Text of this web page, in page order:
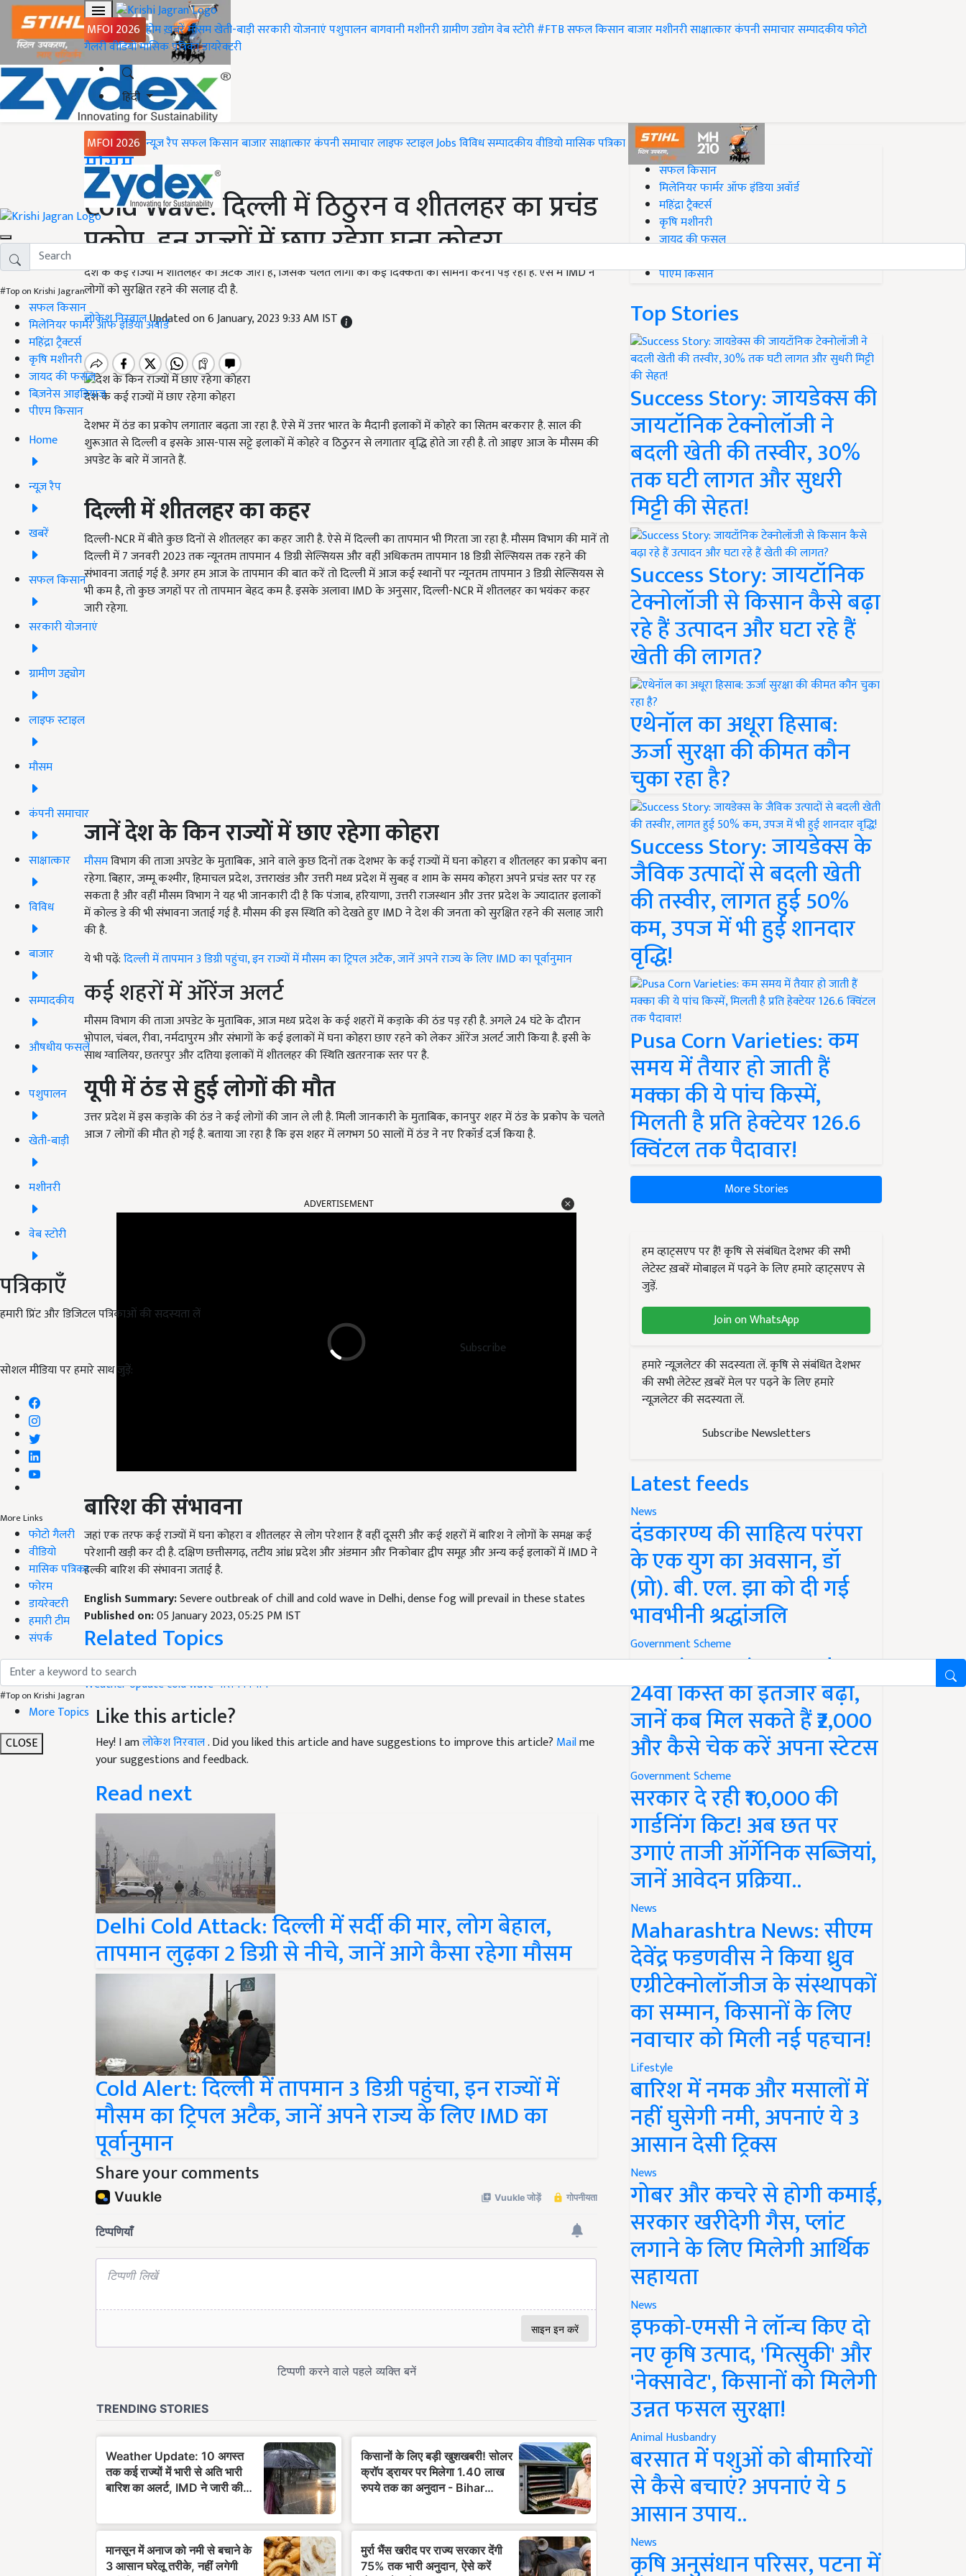
MFOI 2026 होमख़बरेंमौसमखेती-बाड़ीसरकारी योजनाएंपशुपालनबागवानीमशीनरीग्रामीण उद्योगवेब स्टोरी#FTBसफल किसानबाजारमशीनरीसाक्षात्कारकंपनी समाचारसम्पादकीयफोटो
गैलरीवीडियोमासिक पत्रिकाडायरेक्टरी
हिंदी
MFOI 2026 न्यूज़ रैपसफल किसानबाजारसाक्षात्कारकंपनी समाचारलाइफ स्टाइलJobsविविधसम्पादकीयवीडियोमासिक पत्रिका
#Top on Krishi Jagran
सफल किसान
मिलेनियर फार्मर ऑफ इंडिया अवॉर्ड
महिंद्रा ट्रैक्टर्स
कृषि मशीनरी
जायद की फसल
बिज़नेस आइडियाज
पीएम किसान
Home
न्यूज़ रैप
खबरें
सफल किसान
सरकारी योजनाएं
ग्रामीण उद्द्योग
लाइफ स्टाइल
मौसम
कंपनी समाचार
साक्षात्कार
विविध
बाजार
सम्पादकीय
औषधीय फसलें
पशुपालन
खेती-बाड़ी
मशीनरी
वेब स्टोरी
पत्रिकाएँ
हमारी प्रिंट और डिजिटल पत्रिकाओं की सदस्यता लें
Subscribe
सोशल मीडिया पर हमारे साथ जुड़ें:
More Links
फोटो गैलरी
वीडियो
मासिक पत्रिका
फोरम
डायरेक्टरी
हमारी टीम
संपर्क
#Top on Krishi Jagran
More Topics
CLOSE
Home
मौसम
Cold Wave: दिल्ली में ठिठुरन व शीतलहर का प्रचंड
प्रकोप, इन राज्यों में छाए रहेगा घना कोहरा
देश के कई राज्यों में शीतलहर का अटैक जारी है, जिसके चलते लोगों को कई दिक्कतों का सामना करना पड़ रहा है. ऐसे में IMD ने
लोगों को सुरक्षित रहने की सलाह दी है.
लोकेश निरवालUpdated on 6 January, 2023 9:33 AM IST
देश के कई राज्यों में छाए रहेगा कोहरा
देशभर में ठंड का प्रकोप लगातार बढ़ता जा रहा है. ऐसे में उत्तर भारत के मैदानी इलाकों में कोहरे का सितम बरकरार है. साल की
शुरूआत से दिल्ली व इसके आस-पास सट्टे इलाकों में कोहरे व ठिठुरन से लगातार वृद्धि होते जा रही है. तो आइए आज के मौसम की
अपडेट के बारे में जानते हैं.
दिल्ली में शीतलहर का कहर
दिल्ली-NCR में बीते कुछ दिनों से शीतलहर का कहर जारी है. ऐसे में दिल्ली का तापमान भी गिरता जा रहा है. मौसम विभाग की मानें तो
दिल्ली में 7जनवरी2023तक न्यूनतम तापमान4डिग्री सेल्सियस और वहीं अधिकतम तापमान18डिग्री सेल्सियस तक रहने की
संभावना जताई गई है. अगर हम आज के तापमान की बात करें तो दिल्ली में आज कई स्थानों पर न्यूनतम तापमान 3 डिग्री सेल्सियस से
भी कम है, तो कुछ जगहों पर तो तापमान बेहद कम है. इसके अलावाIMD के अनुसार, दिल्ली-NCR में शीतलहर का भयंकर कहर
जारी रहेगा.
जानें देश के किन राज्यों में छाए रहेगा कोहरा
मौसमविभाग की ताजा अपडेट के मुताबिक, आने वाले कुछ दिनों तक देशभर के कई राज्यों में घना कोहरा व शीतलहर का प्रकोप बना
रहेगा. बिहार, जम्मू कश्मीर, हिमाचल प्रदेश, उत्तराखंड और उत्तरी मध्य प्रदेश में सुबह व शाम के समय कोहरा अपने प्रचंड स्तर पर रह
सकता है और वहीं मौसम विभाग ने यह भी जानकारी दी है कि पंजाब, हरियाणा, उत्तरी राजस्थान और उत्तर प्रदेश के ज्यादातर इलाकों
में कोल्ड डे की भी संभावना जताई गई है. मौसम की इस स्थिति को देखते हुए IMDने देश की जनता को सुरक्षित रहने की सलाह जारी
की है.
ये भी पढ़ें:दिल्ली में तापमान 3 डिग्री पहुंचा, इन राज्यों में मौसम का ट्रिपल अटैक, जानें अपने राज्य के लिए IMD का पूर्वानुमान
कई शहरों में ऑरेंज अलर्ट
मौसम विभाग की ताजा अपडेट के मुताबिक, आज मध्य प्रदेश के कई शहरों में कड़ाके की ठंड पड़ रही है. अगले 24 घंटे के दौरान
भोपाल, चंबल, रीवा, नर्मदापुरम और संभागों के कई इलाकों में घना कोहरा छाए रहने को लेकर ऑरेंज अलर्ट जारी किया है. इसी के
साथ ग्वालियर, छतरपुर और दतिया इलाकों में शीतलहर की स्थिति खतरनाक स्तर पर है.
यूपी में ठंड से हुई लोगों की मौत
उत्तर प्रदेश में इस कड़ाके की ठंड ने कई लोगों की जान ले ली है. मिली जानकारी के मुताबिक, कानपुर शहर में ठंड के प्रकोप के चलते
आज 7 लोगों की मौत हो गई है. बताया जा रहा है कि इस शहर में लगभग 50 सालों में ठंड ने नए रिकॉर्ड दर्ज किया है.
बारिश की संभावना
जहां एक तरफ कई राज्यों में घना कोहरा व शीतलहर से लोग परेशान हैं वहीं दूसरी और कई शहरों में बारिश ने लोगों के समक्ष कई
परेशानी खड़ी कर दी है. दक्षिण छत्तीसगढ़, तटीय आंध्र प्रदेश और अंडमान और निकोबार द्वीप समूह और अन्य कई इलाकों में IMD ने
हल्की बारिश की संभावना जताई है.
Severe outbreak of chill and cold wave in Delhi, dense fog will prevail in these states
Published on:05 January 2023, 05:25 PM IST
Related Topics
Weather Update
Weather Update
Like this article?
Hey! I amलोकेश निरवाल. Did you liked this article and have suggestions to improve this article?
your suggestions and feedback.
Read next
Delhi Cold Attack: दिल्ली में सर्दी की मार, लोग बेहाल,
तापमान लुढ़का 2 डिग्री से नीचे, जानें आगे कैसा रहेगा मौसम
Cold Alert: दिल्ली में तापमान 3 डिग्री पहुंचा, इन राज्यों में
मौसम का ट्रिपल अटैक, जानें अपने राज्य के लिए IMD का
पूर्वानुमान
Share your comments
#Top on Krishi Jagran
सफल किसान
मिलेनियर फार्मर ऑफ इंडिया अवॉर्ड
महिंद्रा ट्रैक्टर्स
कृषि मशीनरी
जायद की फसल
पीएम किसान
Top Stories
Success Story: जायडेक्स की
जायटॉनिक टेक्नोलॉजी ने
बदली खेती की तस्वीर, 30%
तक घटी लागत और सुधरी
मिट्टी की सेहत!
Success Story: जायटॉनिक
टेक्नोलॉजी से किसान कैसे बढ़ा
रहे हैं उत्पादन और घटा रहे हैं
खेती की लागत?
एथेनॉल का अधूरा हिसाब:
ऊर्जा सुरक्षा की कीमत कौन
चुका रहा है?
Success Story: जायडेक्स के
जैविक उत्पादों से बदली खेती
की तस्वीर, लागत हुई 50%
कम, उपज में भी हुई शानदार
वृद्धि!
Pusa Corn Varieties: कम
समय में तैयार हो जाती हैं
मक्का की ये पांच किस्में,
मिलती है प्रति हेक्टेयर 126.6
क्विंटल तक पैदावार!
More Stories
हम व्हाट्सएप पर हैं! कृषि से संबंधित देशभर की सभी
लेटेस्ट ख़बरें मोबाइल में पढ़ने के लिए हमारे व्हाट्सएप से
जुड़ें.
Join on WhatsApp
हमारे न्यूज़लेटर की सदस्यता लें. कृषि से संबंधित देशभर
की सभी लेटेस्ट ख़बरें मेल पर पढ़ने के लिए हमारे
न्यूज़लेटर की सदस्यता लें.
Subscribe Newsletters
Latest feeds
News
दंडकारण्य की साहित्य परंपरा
के एक युग का अवसान, डॉ
(प्रो). बी. एल. झा को दी गई
भावभीनी श्रद्धांजलि
Government Scheme
PM Kisan Yojana Update:
24वीं किस्त का इंतजार बढ़ा,
जानें कब मिल सकते हैं ₹2,000
और कैसे चेक करें अपना स्टेटस
Government Scheme
सरकार दे रही ₹10,000 की
गार्डनिंग किट! अब छत पर
उगाएं ताजी ऑर्गेनिक सब्जियां,
जानें आवेदन प्रक्रिया..
News
Maharashtra News: सीएम
देवेंद्र फडणवीस ने किया ध्रुव
एग्रीटेक्नोलॉजीज के संस्थापकों
का सम्मान, किसानों के लिए
नवाचार को मिली नई पहचान!
Lifestyle
बारिश में नमक और मसालों में
नहीं घुसेगी नमी, अपनाएं ये 3
आसान देसी ट्रिक्स
News
गोबर और कचरे से होगी कमाई,
सरकार खरीदेगी गैस, प्लांट
लगाने के लिए मिलेगी आर्थिक
सहायता
News
इफको-एमसी ने लॉन्च किए दो
नए कृषि उत्पाद, 'मित्सुकी' और
'नेक्सावेट', किसानों को मिलेगी
उन्नत फसल सुरक्षा!
Animal Husbandry
बरसात में पशुओं को बीमारियों
से कैसे बचाएं? अपनाएं ये 5
आसान उपाय..
News
कृषि अनुसंधान परिसर, पटना में